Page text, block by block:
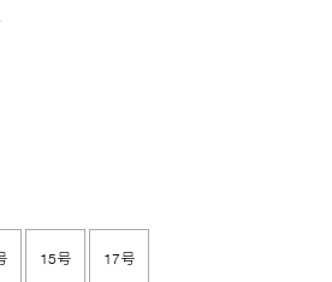
15号 17号